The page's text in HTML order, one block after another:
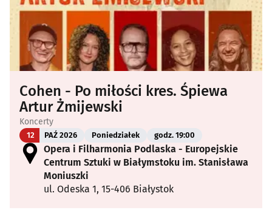
Cohen - Po miłości kres. Śpiewa
Artur Żmijewski
Koncerty
12 PAŹ 2026 Poniedziałek godz. 19:00
Opera i Filharmonia Podlaska - Europejskie
Centrum Sztuki w Białymstoku im. Stanisława
Moniuszki
ul. Odeska 1, 15-406 Białystok